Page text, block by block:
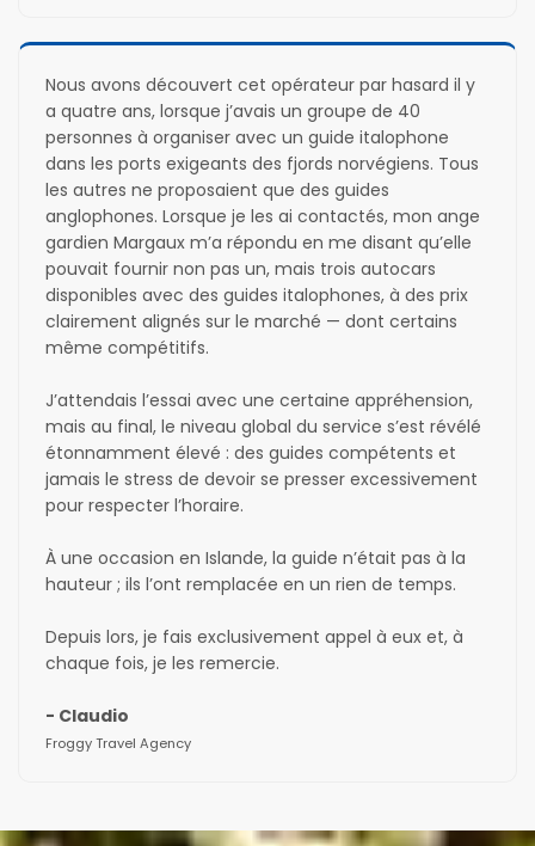
Nous avons découvert cet opérateur par hasard il y
a quatre ans, lorsque j’avais un groupe de 40
personnes à organiser avec un guide italophone
dans les ports exigeants des fjords norvégiens. Tous
les autres ne proposaient que des guides
anglophones. Lorsque je les ai contactés, mon ange
gardien Margaux m’a répondu en me disant qu’elle
pouvait fournir non pas un, mais trois autocars
disponibles avec des guides italophones, à des prix
clairement alignés sur le marché — dont certains
même compétitifs.
J’attendais l’essai avec une certaine appréhension,
mais au final, le niveau global du service s’est révélé
étonnamment élevé : des guides compétents et
jamais le stress de devoir se presser excessivement
pour respecter l’horaire.
À une occasion en Islande, la guide n’était pas à la
hauteur ; ils l’ont remplacée en un rien de temps.
Depuis lors, je fais exclusivement appel à eux et, à
chaque fois, je les remercie.
- Claudio
Froggy Travel Agency